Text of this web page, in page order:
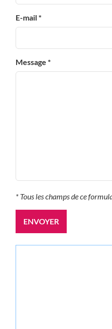
E-mail *
Message *
* Tous les champs de ce